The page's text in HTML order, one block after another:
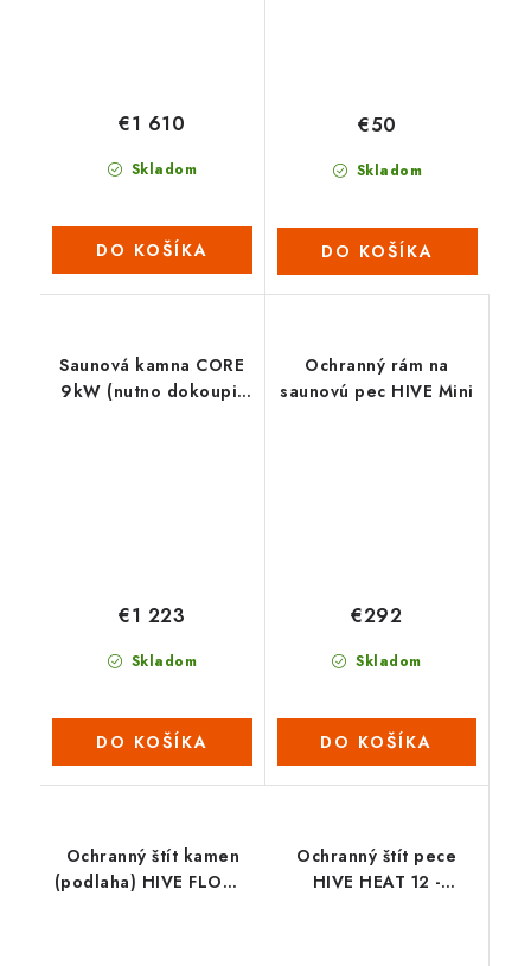
Skladom
€1 610
DO KOŠÍKA
Skladom
€50
DO KOŠÍKA
Saunová kamna CORE
9kW (nutno dokoupit
Skladom
€1 223
DO KOŠÍKA
Ochranný rám na
saunovú pec HIVE Mini
Skladom
€292
DO KOŠÍKA
Ochranný štít kamen
(podlaha) HIVE FLOW -
Ochranný štít pece
HIVE HEAT 12 -